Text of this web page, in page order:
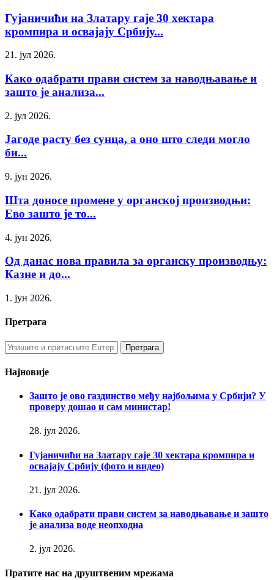
Гујаничићи на Златару гаје 30 хектара
кромпира и освајају Србију...
21. јул 2026.
Како одабрати прави систем за наводњавање и
зашто је анализа...
2. јул 2026.
Јагоде расту без сунца, а оно што следи могло
би...
9. јун 2026.
Шта доносе промене у органској производњи:
Ево зашто је то...
4. јун 2026.
Од данас нова правила за органску производњу:
Казне и до...
1. јун 2026.
Претрага
Најновије
Зашто је ово газдинство међу најбољима у Србији? У
проверу дошао и сам министар!
28. јул 2026.
Гујаничићи на Златару гаје 30 хектара кромпира и
освајају Србију (фото и видео)
21. јул 2026.
Како одабрати прави систем за наводњавање и зашто
је анализа воде неопходна
2. јул 2026.
Пратите нас на друштвеним мрежама